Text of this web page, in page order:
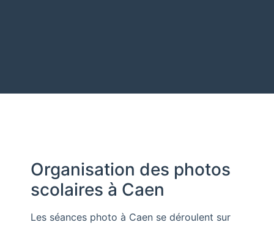
Organisation des photos
scolaires à Caen
Les séances photo à Caen se déroulent sur